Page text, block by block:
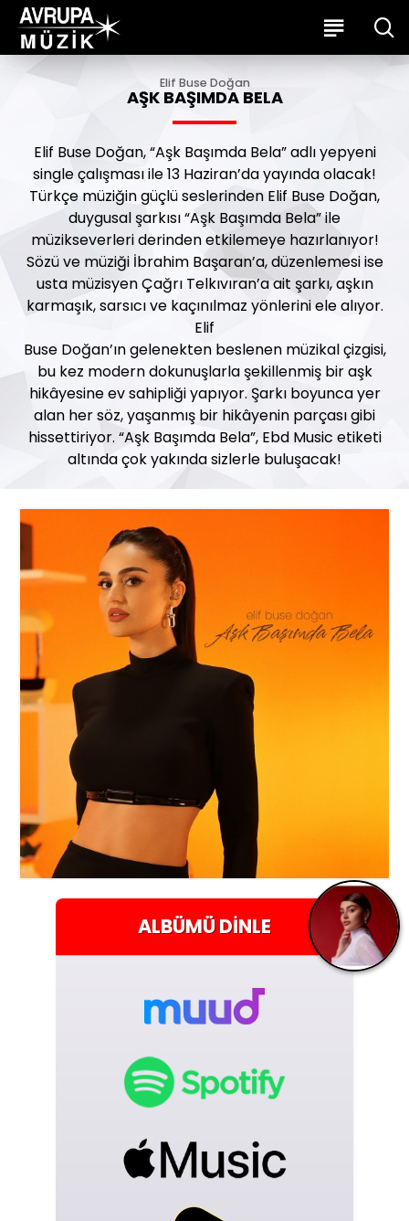
Elif Buse Doğan
AŞK BAŞIMDA BELA
Elif Buse Doğan, “Aşk Başımda Bela” adlı yepyeni
single çalışması ile 13 Haziran’da yayında olacak!
Türkçe müziğin güçlü seslerinden Elif Buse Doğan,
duygusal şarkısı “Aşk Başımda Bela” ile
müzikseverleri derinden etkilemeye hazırlanıyor!
Sözü ve müziği İbrahim Başaran’a, düzenlemesi ise
usta müzisyen Çağrı Telkıvıran’a ait şarkı, aşkın
karmaşık, sarsıcı ve kaçınılmaz yönlerini ele alıyor.
Elif
Buse Doğan’ın gelenekten beslenen müzikal çizgisi,
bu kez modern dokunuşlarla şekillenmiş bir aşk
hikâyesine ev sahipliği yapıyor. Şarkı boyunca yer
alan her söz, yaşanmış bir hikâyenin parçası gibi
hissettiriyor. “Aşk Başımda Bela”, Ebd Music etiketi
altında çok yakında sizlerle buluşacak!
ALBÜMÜDINLE